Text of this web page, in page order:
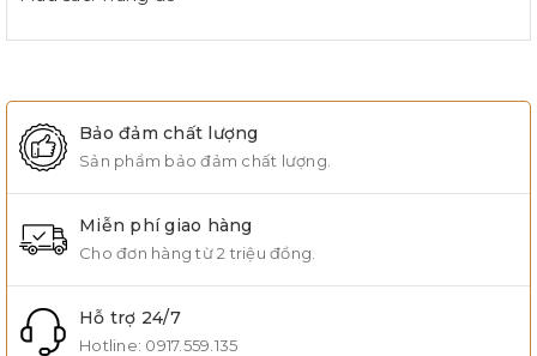
Bảo đảm chất lượng
Sản phẩm bảo đảm chất lượng.
Miễn phí giao hàng
Cho đơn hàng từ 2 triệu đồng.
Hỗ trợ 24/7
Hotline: 0917.559.135